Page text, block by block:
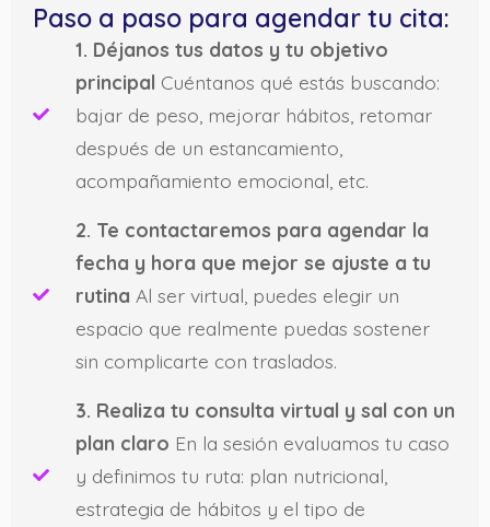
Paso a paso para agendar tu cita:
1. Déjanos tus datos y tu objetivo
principal Cuéntanos qué estás buscando:
bajar de peso, mejorar hábitos, retomar
después de un estancamiento,
acompañamiento emocional, etc.
2. Te contactaremos para agendar la
fecha y hora que mejor se ajuste a tu
rutina Al ser virtual, puedes elegir un
espacio que realmente puedas sostener
sin complicarte con traslados.
3. Realiza tu consulta virtual y sal con un
plan claro En la sesión evaluamos tu caso
y definimos tu ruta: plan nutricional,
estrategia de hábitos y el tipo de